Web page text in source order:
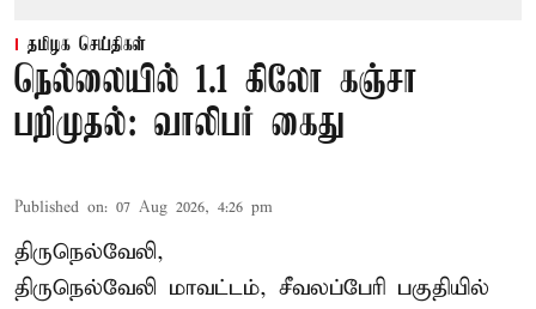
தமிழக செய்திகள்
நெல்லையில் 1.1 கிலோ கஞ்சா
பறிமுதல்: வாலிபர் கைது
Published on: 07 Aug 2026, 4:26 pm
திருநெல்வேலி,
திருநெல்வேலி மாவட்டம், சீவலப்பேரி பகுதியில்